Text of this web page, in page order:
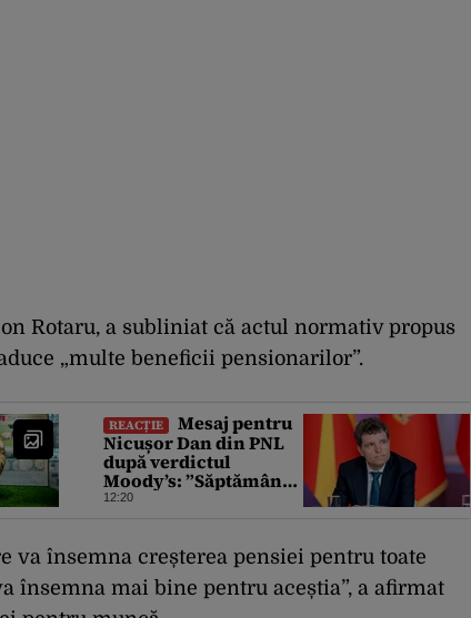
Rotaru, a subliniat că actul normativ propus
„multe beneficii pensionarilor”.
REACȚIE
Mesaj pentru
Nicușor Dan din PNL
după verdictul
Moody’s: ”Săptămâna
viitoare să iasă fum
12:20
va însemna creșterea pensiei pentru toate
însemna mai bine pentru aceștia”, a afirmat